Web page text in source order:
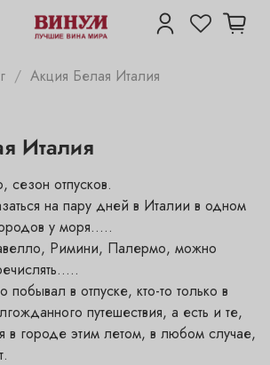
Акция Белая Италия
Италия
сезон отпусков.
на пару дней в Италии в одном
у моря…..
Римини, Палермо, можно
побывал в отпуске, кто-то только в
путешествия, а есть и те,
в городе этим летом, в любом случае,